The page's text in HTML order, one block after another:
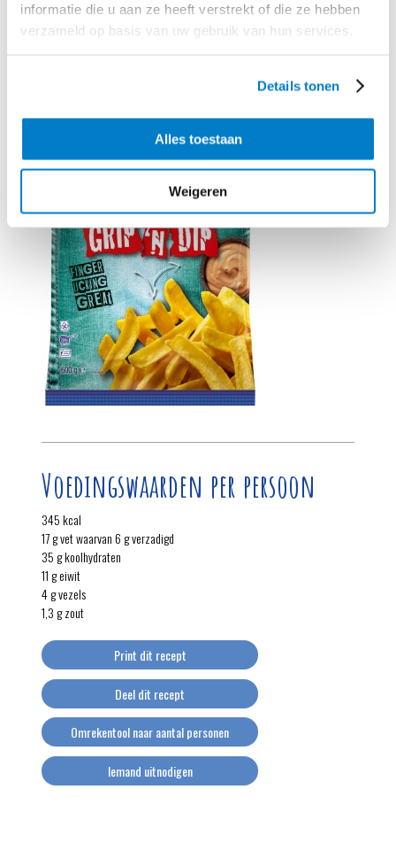
informatie die u aan ze heeft verstrekt of die ze hebben
verzameld op basis van uw gebruik van hun services.
Details tonen
Alles toestaan
Weigeren
Voedingswaarden per persoon
345 kcal
17 g vet waarvan 6 g verzadigd
35 g koolhydraten
11 g eiwit
4 g vezels
1,3 g zout
Print dit recept
Deel dit recept
Omrekentool naar aantal personen
Iemand uitnodigen